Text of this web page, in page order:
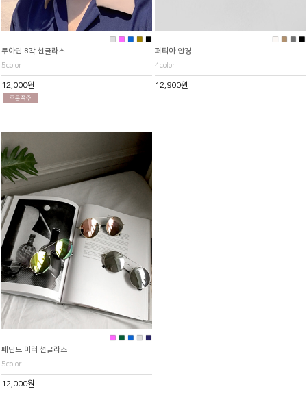
■ ■ ■ ■ ■
루아딘 8각 선글라스
5color
12,000원
■ ■ ■ ■
퍼티아 안경
4color
12,900원
■ ■ ■ ■ ■
페닌드 미러 선글라스
5color
12,000원